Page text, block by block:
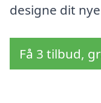
designe dit
Få 3 tilbud,